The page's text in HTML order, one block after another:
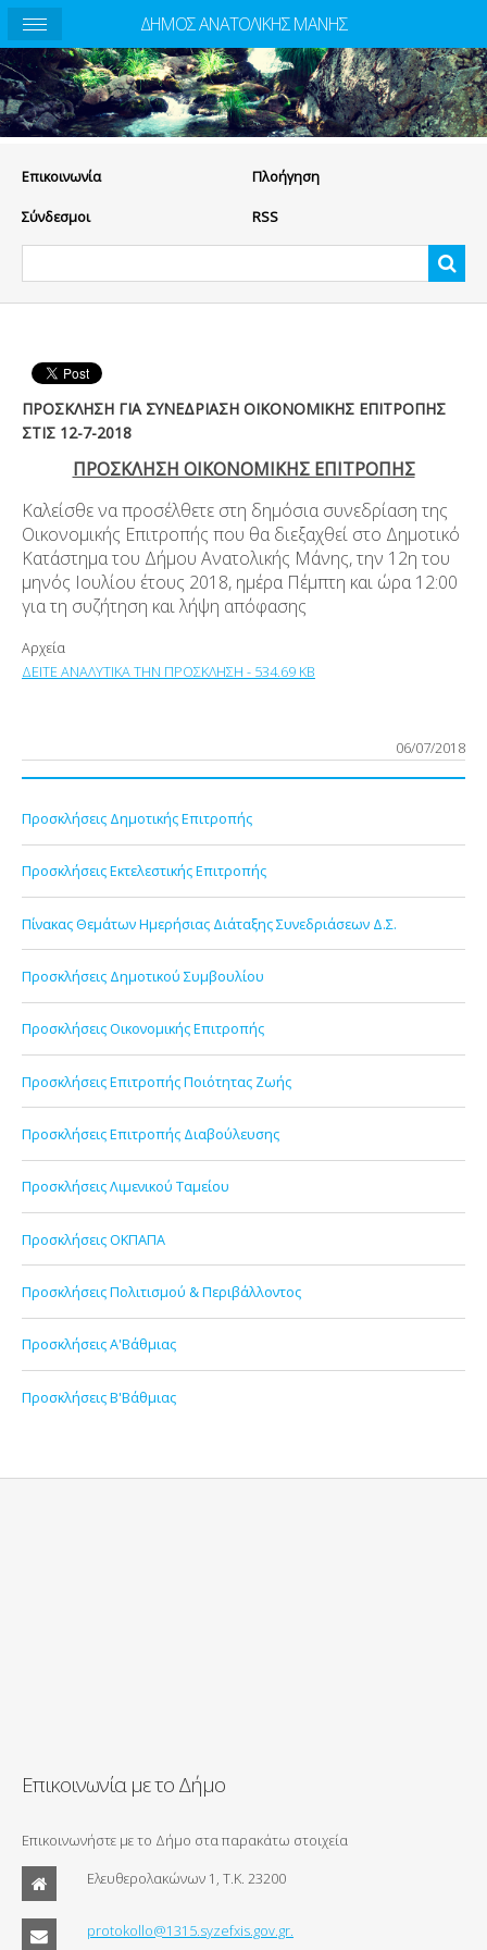
Eπικοινωνία Πλοήγηση
Σύνδεσμοι RSS
ΠΡΟΣΚΛΗΣΗ ΓΙΑ ΣΥΝΕΔΡΙΑΣΗ ΟΙΚΟΝΟΜΙΚΗΣ ΕΠΙΤΡΟΠΗΣ
ΣΤΙΣ 12-7-2018
ΠΡΟΣΚΛΗΣΗ ΟΙΚΟΝΟΜΙΚΗΣ ΕΠΙΤΡΟΠΗΣ
Καλείσθε να προσέλθετε στη δημόσια συνεδρίαση της
Οικονομικής Επιτροπής που θα διεξαχθεί στο Δημοτικό
Κατάστημα του Δήμου Ανατολικής Μάνης, την 12η του
μηνός Ιουλίου έτους 2018, ημέρα Πέμπτη και ώρα 12:00
για τη συζήτηση και λήψη απόφασης
Αρχεία
ΔΕΙΤΕ ΑΝΑΛΥΤΙΚΑ ΤΗΝ ΠΡΟΣΚΛΗΣΗ - 534.69 KB
06/07/2018
Προσκλήσεις Δημοτικής Επιτροπής
Προσκλήσεις Εκτελεστικής Επιτροπής
Πίνακας Θεμάτων Ημερήσιας Διάταξης Συνεδριάσεων Δ.Σ.
Προσκλήσεις Δημοτικού Συμβουλίου
Προσκλήσεις Οικονομικής Επιτροπής
Προσκλήσεις Επιτροπής Ποιότητας Ζωής
Προσκλήσεις Επιτροπής Διαβούλευσης
Προσκλήσεις Λιμενικού Ταμείου
Προσκλήσεις ΟΚΠΑΠΑ
Προσκλήσεις Πολιτισμού & Περιβάλλοντος
Προσκλήσεις Α'Βάθμιας
Προσκλήσεις Β'Βάθμιας
Επικοινωνία με το Δήμο
Επικοινωνήστε με το Δήμο στα παρακάτω στοιχεία
Ελευθερολακώνων 1, Τ.Κ. 23200
protokollo@1315.syzefxis.gov.gr.
ΔΗΜΟΣ ΑΝΑΤΟΛΙΚΗΣ ΜΑΝΗΣ